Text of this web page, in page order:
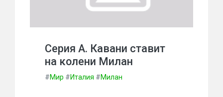
Серия А. Кавани ставит
на колени Милан
#Мир #Италия #Милан